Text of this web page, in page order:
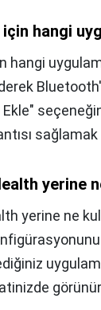
için hangi
hangi
yerine
yerine ne